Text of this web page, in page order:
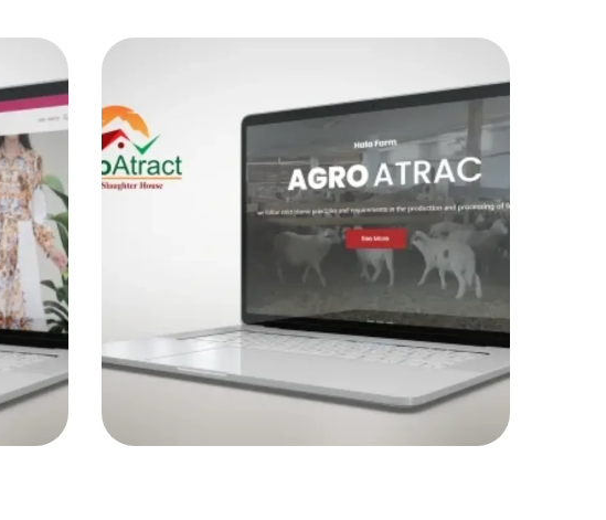
مزرعة اللحوم
التسويق الأكتروني